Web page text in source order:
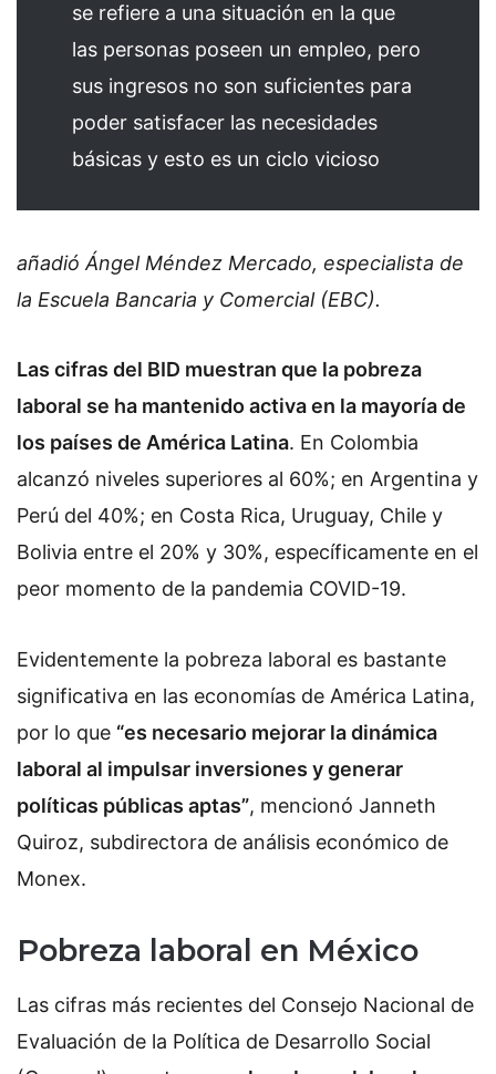
se refiere a una situación en la que
las personas poseen un empleo, pero
sus ingresos no son suficientes para
poder satisfacer las necesidades
básicas y esto es un ciclo vicioso
añadió Ángel Méndez Mercado, especialista de
la Escuela Bancaria y Comercial (EBC).
Las cifras del BID muestran que la pobreza
laboral se ha mantenido activa en la mayoría de
los países de América Latina. En Colombia
alcanzó niveles superiores al 60%; en Argentina y
Perú del 40%; en Costa Rica, Uruguay, Chile y
Bolivia entre el 20% y 30%, específicamente en el
peor momento de la pandemia COVID-19.
Evidentemente la pobreza laboral es bastante
significativa en las economías de América Latina,
por lo que “es necesario mejorar la dinámica
laboral al impulsar inversiones y generar
políticas públicas aptas”, mencionó Janneth
Quiroz, subdirectora de análisis económico de
Monex.
Pobreza laboral en México
Las cifras más recientes del Consejo Nacional de
Evaluación de la Política de Desarrollo Social